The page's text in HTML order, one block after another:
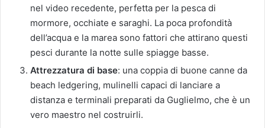
nel video recedente, perfetta per la pesca di
mormore, occhiate e saraghi. La poca profondità
dell’acqua e la marea sono fattori che attirano questi
pesci durante la notte sulle spiagge basse.
Attrezzatura di base: una coppia di buone canne da
beach ledgering, mulinelli capaci di lanciare a
distanza e terminali preparati da Guglielmo, che è un
vero maestro nel costruirli.